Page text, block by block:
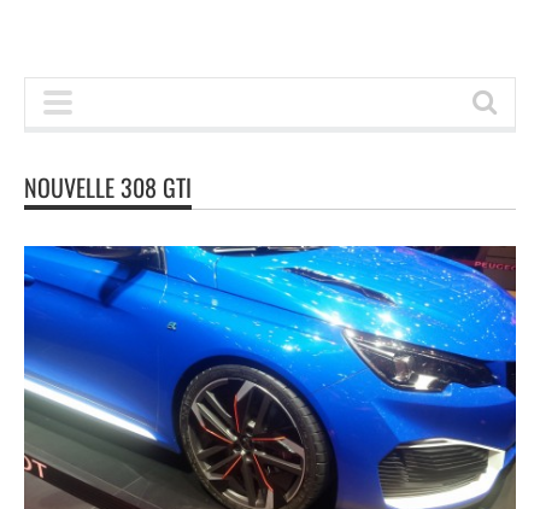
NOUVELLE 308 GTI